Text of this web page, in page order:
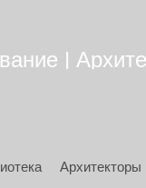
|
Архитекторы